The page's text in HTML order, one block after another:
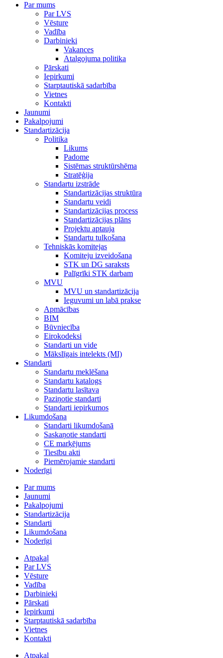
Par mums
Par LVS
Vēsture
Vadība
Darbinieki
Vakances
Atalgojuma politika
Pārskati
Iepirkumi
Starptautiskā sadarbība
Vietnes
Kontakti
Jaunumi
Pakalpojumi
Standartizācija
Politika
Likums
Padome
Sistēmas struktūrshēma
Stratēģija
Standartu izstrāde
Standartizācijas struktūra
Standartu veidi
Standartizācijas process
Standartizācijas plāns
Projektu aptauja
Standartu tulkošana
Tehniskās komitejas
Komiteju izveidošana
STK un DG saraksts
Palīgrīki STK darbam
MVU
MVU un standartizācija
Ieguvumi un labā prakse
Apmācības
BIM
Būvniecība
Eirokodeksi
Standarti un vide
Mākslīgais intelekts (MI)
Standarti
Standartu meklēšana
Standartu katalogs
Standartu lasītava
Paziņotie standarti
Standarti iepirkumos
Likumdošana
Standarti likumdošanā
Saskaņotie standarti
CE marķējums
Tiesību akti
Piemērojamie standarti
Noderīgi
Par mums
Jaunumi
Pakalpojumi
Standartizācija
Standarti
Likumdošana
Noderīgi
Atpakaļ
Par LVS
Vēsture
Vadība
Darbinieki
Pārskati
Iepirkumi
Starptautiskā sadarbība
Vietnes
Kontakti
Atpakaļ